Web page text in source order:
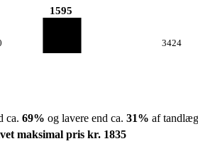
1595
3424
ca. 69% og lavere end ca. 31% af
maksimal pris kr. 1835